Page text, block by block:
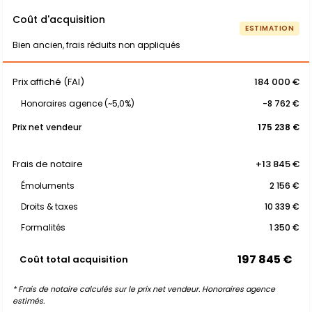
Coût d'acquisition
Bien ancien, frais réduits non appliqués
ESTIMATION
Prix affiché (FAI) 184 000 €
Honoraires agence (~5,0%)
-8 762 €
Prix net vendeur
175 238 €
Frais de notaire +13 845 €
Émoluments
2 156 €
Droits & taxes
10 339 €
Formalités
1 350 €
Coût total acquisition 197 845 €
* Frais de notaire calculés sur le prix net vendeur. Honoraires agence
estimés.